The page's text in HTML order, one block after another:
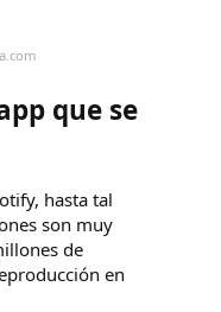
que se
hasta tal
son muy
de
en